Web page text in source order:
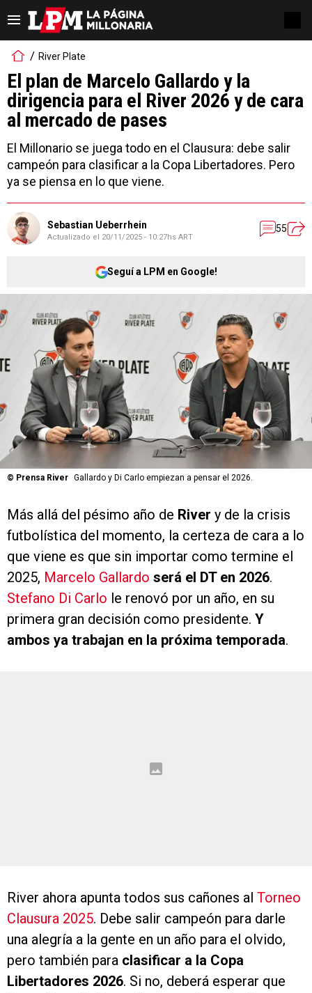
River Plate
El plan de Marcelo Gallardo y la
dirigencia para el River 2026 y de cara
al mercado de pases
El Millonario se juega todo en el Clausura: debe salir
campeón para clasificar a la Copa Libertadores. Pero
ya se piensa en lo que viene.
Sebastian Ueberrhein
Actualizado el 20/11/2025 - 10:27hs ART
55
Seguí a LPM en Google!
© Prensa River Gallardo y Di Carlo empiezan a pensar el 2026.
Más allá del pésimo año de River y de la crisis
futbolística del momento, la certeza de cara a lo
que viene es que sin importar como termine el
2025, Marcelo Gallardo será el DT en 2026.
Stefano Di Carlo le renovó por un año, en su
primera gran decisión como presidente. Y
ambos ya trabajan en la próxima temporada.
River ahora apunta todos sus cañones al Torneo
Clausura 2025. Debe salir campeón para darle
una alegría a la gente en un año para el olvido,
pero también para clasificar a la Copa
Libertadores 2026. Si no, deberá esperar que